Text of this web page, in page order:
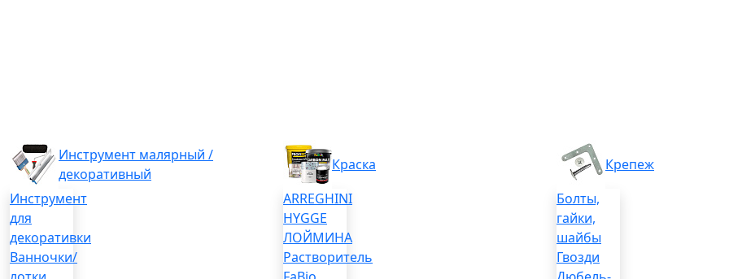
Инструмент малярный /
декоративный
Инструмент
для
декоративки
Ванночки/
Краска
ARREGHINI
HYGGE
ЛОЙМИНА
Растворитель
Крепеж
Болты,
гайки,
шайбы
Гвозди